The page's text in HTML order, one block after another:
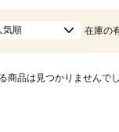
気順 在庫の
商品は見つかりませんで